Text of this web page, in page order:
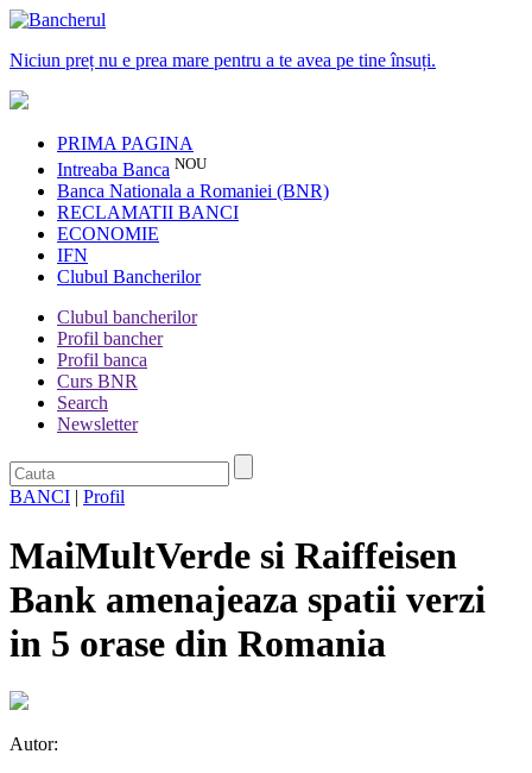
Niciun preț nu e prea mare pentru a te avea pe tine însuți.
PRIMA PAGINA
Intreaba Banca NOU
Banca Nationala a Romaniei (BNR)
RECLAMATII BANCI
ECONOMIE
IFN
Clubul Bancherilor
Clubul bancherilor
Profil bancher
Profil banca
Curs BNR
Search
Newsletter
BANCI | Profil
MaiMultVerde si Raiffeisen
Bank amenajeaza spatii verzi
in 5 orase din Romania
Autor: